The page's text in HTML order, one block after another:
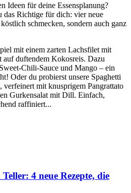
Ideen für deine Essensplanung?
das Richtige für dich: vier neue
schmecken, sondern auch ganz
mit einem zarten Lachsfilet mit
auf duftendem Kokosreis. Dazu
Chili-Sauce und Mango – ein
Oder du probierst unsere Spaghetti
verfeinert mit knusprigem Pangrattato
Gurkensalat mit Dill. Einfach,
raffiniert...
4 neue Rezepte, die